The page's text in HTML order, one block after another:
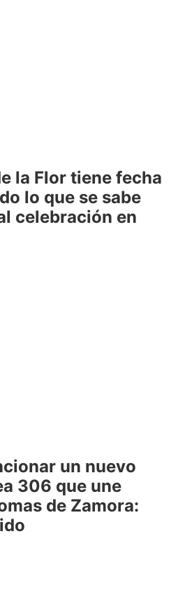
la Flor tiene fecha
lo que se sabe
celebración en
un nuevo
306 que une
de Zamora: